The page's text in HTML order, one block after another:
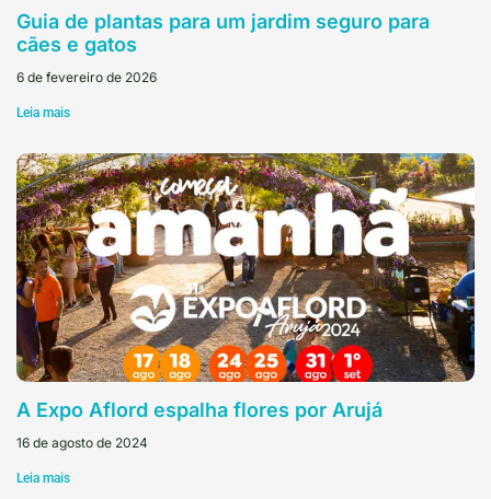
Guia de plantas para um jardim seguro para
cães e gatos
6 de fevereiro de 2026
Leia mais
A Expo Aflord espalha flores por Arujá
16 de agosto de 2024
Leia mais